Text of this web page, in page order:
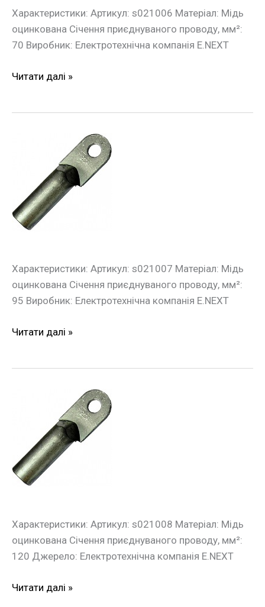
Характеристики: Артикул: s021006 Матеріал: Мідь
оцинкована Січення приєднуваного проводу, мм²:
70 Виробник: Електротехнічна компанія E.NEXT
Читати далі »
Характеристики: Артикул: s021007 Матеріал: Мідь
оцинкована Січення приєднуваного проводу, мм²:
95 Виробник: Електротехнічна компанія E.NEXT
накінечник
e.end.stand.z.95
95
кв.мм
Читати далі »
Характеристики: Артикул: s021008 Матеріал: Мідь
оцинкована Січення приєднуваного проводу, мм²:
120 Джерело: Електротехнічна компанія E.NEXT
накінечник
e.end.stand.z.120
120
кв.мм
Читати далі »